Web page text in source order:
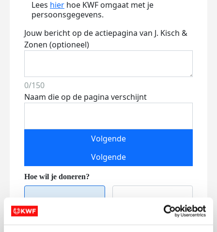
Lees hier hoe KWF omgaat met je
persoonsgegevens.
Jouw bericht op de actiepagina van J. Kisch &
Zonen (optioneel)
0/150
Naam die op de pagina verschijnt
Volgende
Volgende